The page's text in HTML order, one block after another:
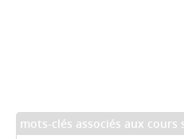
mots-clés associés aux cours